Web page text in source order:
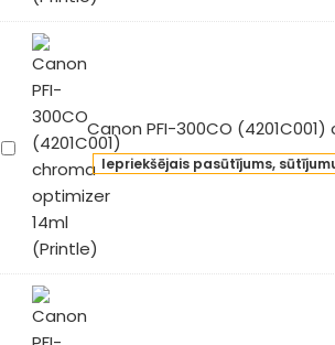
14ml
(Printle)
Canon
300CO
(4201C001)
chroma
optimizer
14ml
(Printle)
Canon PFI-300CO
Iepriekšējais pasūtījums,